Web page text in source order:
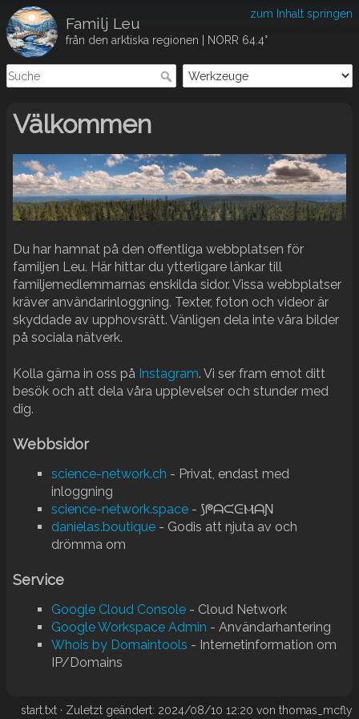
zum Inhalt springen
Familj Leu
från den arktiska regionen | NORR 64.4°
Välkommen
Du har hamnat på den offentliga webbplatsen för
familjen Leu. Här hittar du ytterligare länkar till
familjemedlemmarnas enskilda sidor. Vissa webbplatser
kräver användarinloggning. Texter, foton och videor är
skyddade av upphovsrätt. Vänligen dela inte våra bilder
på sociala nätverk.
Kolla gärna in oss på Instagram. Vi ser fram emot ditt
besök och att dela våra upplevelser och stunder med
dig.
Webbsidor
science-network.ch - Privat, endast med
inloggning
science-network.space - ⟆ᖘᗩᙅᕮⲘᗩƝ
danielas.boutique - Godis att njuta av och
drömma om
Service
Google Cloud Console - Cloud Network
Google Workspace Admin - Användarhantering
Whois by Domaintools - Internetinformation om
IP/Domains
start.txt · Zuletzt geändert: 2024/08/10 12:20 von thomas_mcfly